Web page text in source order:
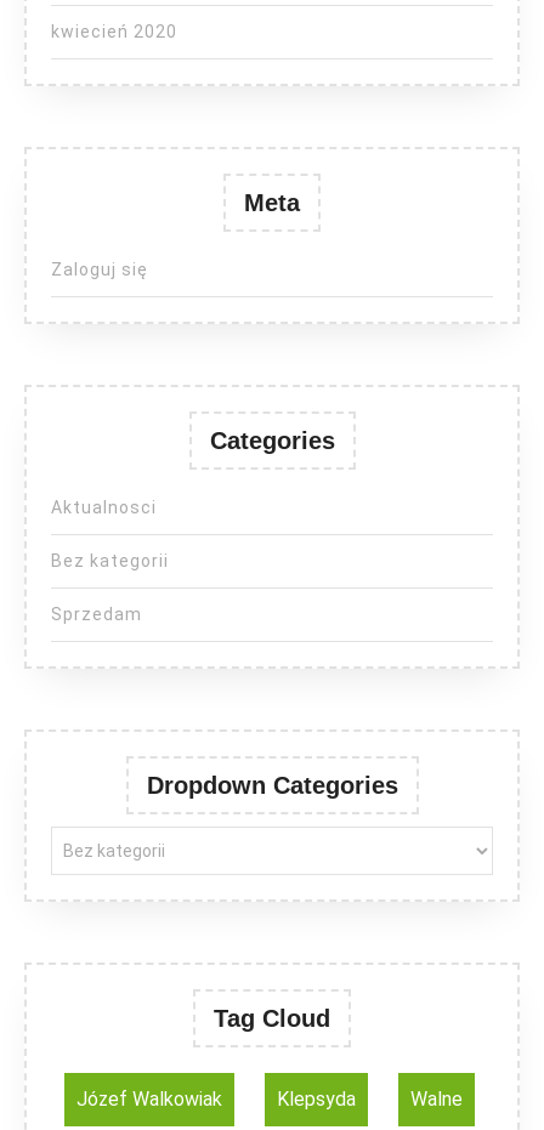
kwiecień 2020
Meta
Zaloguj się
Categories
Aktualnosci
Bez kategorii
Sprzedam
Dropdown Categories
Tag Cloud
Józef Walkowiak Klepsyda Walne